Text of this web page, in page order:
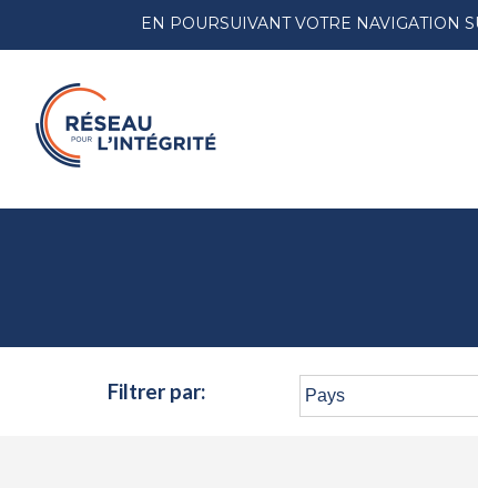
EN POURSUIVANT VOTRE NAVIGATION
Filtrer par: